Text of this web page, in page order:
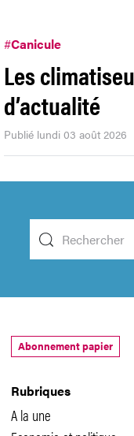
#Canicule
Les
d’actualité
Publié lundi 03 août 2026
Rubriques
A la une
Abonnement papier